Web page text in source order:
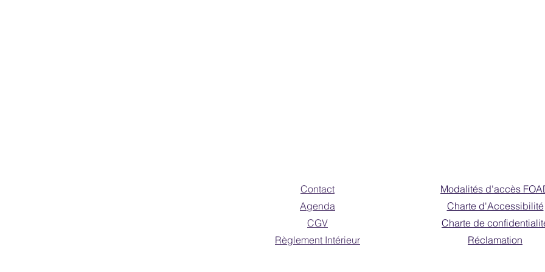
Contact
Agenda
CGV
Règlement Intérieur
Modalités d'accès
Charte d'Accessibilité
Charte de
Réclamation